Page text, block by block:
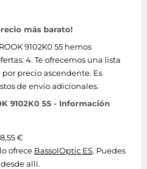
más barato!
9102K0 55 hemos
4. Te ofrecemos una lista
precio ascendente. Es
de envío adicionales.
9102K0 55 - Información
€
ofrece BassolOptic ES. Puedes
allí.